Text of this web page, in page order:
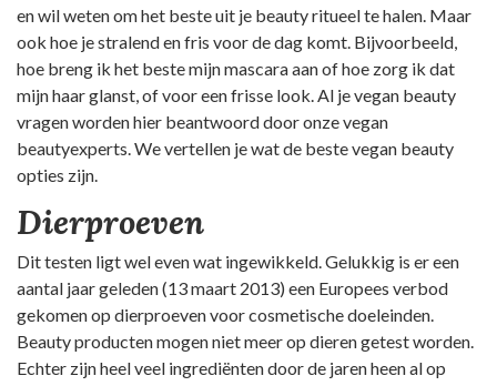
en wil weten om het beste uit je beauty ritueel te halen. Maar
ook hoe je stralend en fris voor de dag komt. Bijvoorbeeld,
hoe breng ik het beste mijn mascara aan of hoe zorg ik dat
mijn haar glanst, of voor een frisse look. Al je vegan beauty
vragen worden hier beantwoord door onze vegan
beautyexperts. We vertellen je wat de beste vegan beauty
opties zijn.
Dierproeven
Dit testen ligt wel even wat ingewikkeld. Gelukkig is er een
aantal jaar geleden (13 maart 2013) een Europees verbod
gekomen op dierproeven voor cosmetische doeleinden.
Beauty producten mogen niet meer op dieren getest worden.
Echter zijn heel veel ingrediënten door de jaren heen al op